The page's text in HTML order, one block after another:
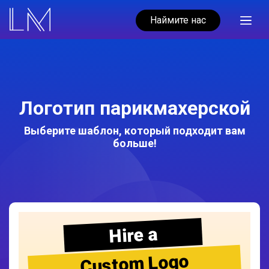
Наймите нас
Логотип парикмахерской
Выберите шаблон, который подходит вам
больше!
Hire a